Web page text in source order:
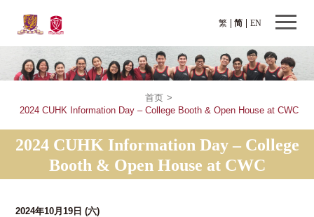
繁 EN
简
首页 >
2024 CUHK Information Day – College Booth & Open House at CWC
2024 CUHK Information Day – College
Booth & Open House at CWC
2024年10月19日(六)